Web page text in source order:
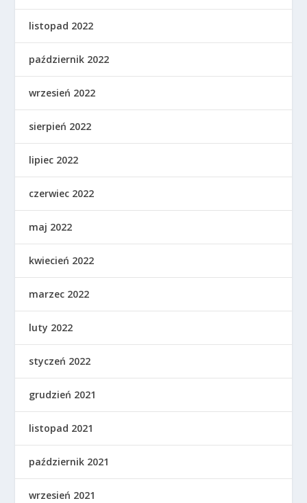
listopad 2022
październik 2022
wrzesień 2022
sierpień 2022
lipiec 2022
czerwiec 2022
maj 2022
kwiecień 2022
marzec 2022
luty 2022
styczeń 2022
grudzień 2021
listopad 2021
październik 2021
wrzesień 2021